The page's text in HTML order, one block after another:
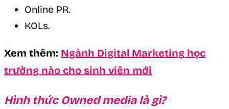
Online PR.
KOLs.
Xem thêm: Ngành Digital Marketing học
trường nào cho sinh viên mới
Hình thức Owned media là gì?